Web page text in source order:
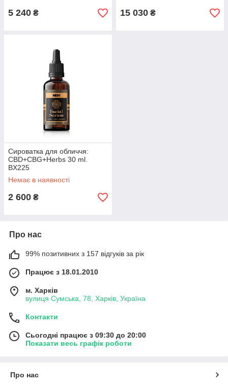
5 240 ₴ 15 030 ₴
Сироватка для обличчя:
CBD+CBG+Herbs 30 ml.
BX225
Немає в наявності
2 600 ₴
Про нас
99% позитивних з 157 відгуків за рік
Працює з 18.01.2010
м. Харків
вулиця Сумська, 78, Харків, Україна
Контакти
Сьогодні працює з 09:30 до 20:00
Показати весь графік роботи
Про нас